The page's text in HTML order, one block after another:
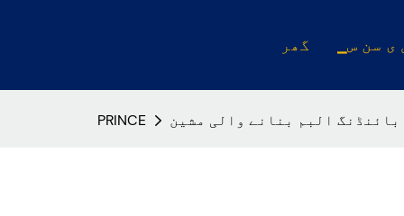
گھر ی سن س
PRINCE